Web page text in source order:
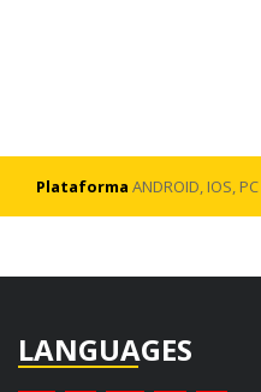
Plataforma ANDROID, IOS, PC
LANGUAGES